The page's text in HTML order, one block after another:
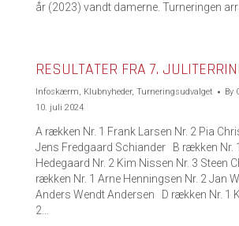
år (2023) vandt damerne. Turneringen
RESULTATER FRA 7.
Infoskærm, Klubnyheder, Turneringsudvalget By
10. juli 2024
A rækken Nr. 1 Frank Larsen Nr. 2 Pia
Jens Fredgaard Schiander B rækken Nr.
Hedegaard Nr. 2 Kim Nissen Nr. 3 Steen
rækken Nr. 1 Arne Henningsen Nr. 2 Jan
Anders Wendt Andersen D rækken Nr. 1
2…